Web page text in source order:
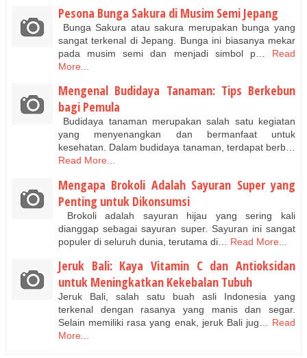
Pesona Bunga Sakura di Musim Semi Jepang
Bunga Sakura atau sakura merupakan bunga yang
sangat terkenal di Jepang. Bunga ini biasanya mekar
pada musim semi dan menjadi simbol p…
Read
More...
Mengenal Budidaya Tanaman: Tips Berkebun
bagi Pemula
Budidaya tanaman merupakan salah satu kegiatan
yang menyenangkan dan bermanfaat untuk
kesehatan. Dalam budidaya tanaman, terdapat berb…
Read More...
Mengapa Brokoli Adalah Sayuran Super yang
Penting untuk Dikonsumsi
Brokoli adalah sayuran hijau yang sering kali
dianggap sebagai sayuran super. Sayuran ini sangat
populer di seluruh dunia, terutama di…
Read More...
Jeruk Bali: Kaya Vitamin C dan Antioksidan
untuk Meningkatkan Kekebalan Tubuh
Jeruk Bali, salah satu buah asli Indonesia yang
terkenal dengan rasanya yang manis dan segar.
Selain memiliki rasa yang enak, jeruk Bali jug…
Read
More...